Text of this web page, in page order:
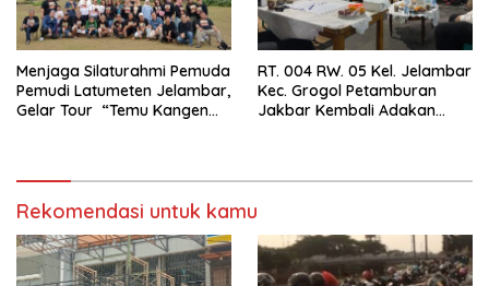
Menjaga Silaturahmi Pemuda
Pemudi Latumeten Jelambar,
Gelar Tour “Temu Kangen
RT. 004 RW. 05 Kel. Jelambar
Kec. Grogol Petamburan
Jakbar Kembali Adakan
Rekomendasi untuk kamu